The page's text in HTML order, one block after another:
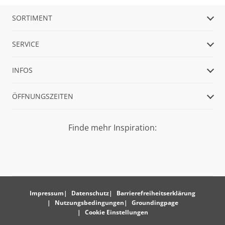
SORTIMENT
SERVICE
INFOS
ÖFFNUNGSZEITEN
Finde mehr Inspiration:
Impressum Datenschutz
Barrierefreiheitserklärung
Nutzungsbedingungen
Groundingpage
Cookie Einstellungen